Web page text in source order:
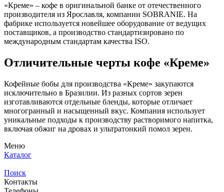
«Креме» – кофе в оригинальной банке от отечественного
производителя из Ярославля, компании SOBRANIE. На
фабрике используется новейшее оборудование от ведущих
поставщиков, а производство стандартизировано по
международным стандартам качества ISO.
Отличительные черты кофе «Креме»
Кофейные бобы для производства «Креме» закупаются
исключительно в Бразилии. Из разных сортов зерен
изготавливаются отдельные бленды, которые отличает
многогранный и насыщенный вкус. Компания использует
уникальные подходы к производству растворимого напитка,
включая обжиг на дровах и ультратонкий помол зерен.
Меню
Каталог
Поиск
Контакты